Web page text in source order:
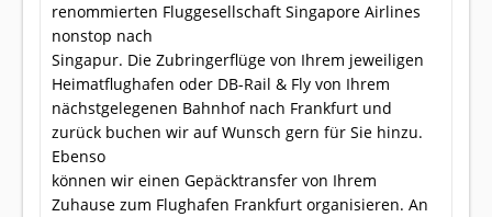
renommierten Fluggesellschaft Singapore Airlines
nonstop nach
Singapur. Die Zubringerflüge von Ihrem jeweiligen
Heimatflughafen oder DB-Rail & Fly von Ihrem
nächstgelegenen Bahnhof nach Frankfurt und
zurück buchen wir auf Wunsch gern für Sie hinzu.
Ebenso
können wir einen Gepäcktransfer von Ihrem
Zuhause zum Flughafen Frankfurt organisieren. An